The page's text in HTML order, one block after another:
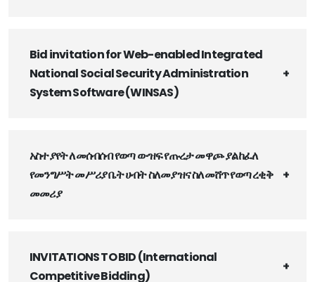
Bid invitation for Web-enabled Integrated
National Social Security Administration
System Software (WINSAS)
አስተያየት ለመሰብሰብ የወጣ ውዝፍ የጡረታ መዋጮ ያልከፈለ
የመንግሥት መሥሪያ ቤት ሀብት ስለመያዝና ስለመሸጥ የወጣ ረቂቅ
መመሪያ
INVITATIONS TO BID (International
Competitive Bidding)